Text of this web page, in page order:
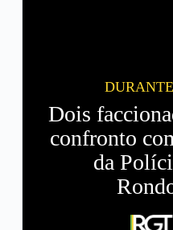
Dois
confronto
da